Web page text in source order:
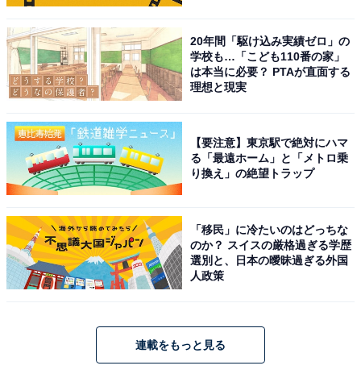
20年間「駆け込み実績ゼロ」の
学校も…「こども110番の家」
は本当に必要？ PTAが直面する
理想と現実
【要注意】東京駅で絶対にハマ
る「最遠ホーム」と「メトロ乗
り換え」の絶望トラップ
「移民」に冷たいのはどっちな
のか？ スイスの厳格過ぎる学歴
選別と、日本の曖昧過ぎる外国
人政策
連載をもっと見る